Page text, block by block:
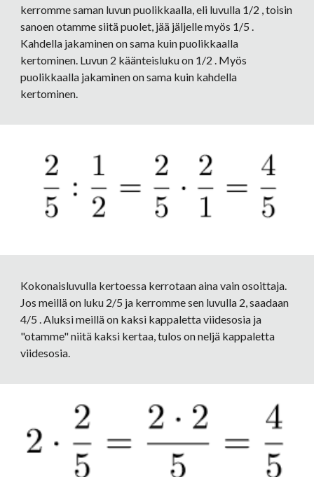
kerromme saman luvun puolikkaalla, eli luvulla 1/2 , toisin
sanoen otamme siitä puolet, jää jäljelle myös 1/5 .
Kahdella jakaminen on sama kuin puolikkaalla
kertominen. Luvun 2 käänteisluku on 1/2 . Myös
puolikkaalla jakaminen on sama kuin kahdella
kertominen.
Kokonaisluvulla kertoessa kerrotaan aina vain osoittaja.
Jos meillä on luku 2/5 ja kerromme sen luvulla 2, saadaan
4/5 . Aluksi meillä on kaksi kappaletta viidesosia ja
"otamme" niitä kaksi kertaa, tulos on neljä kappaletta
viidesosia.